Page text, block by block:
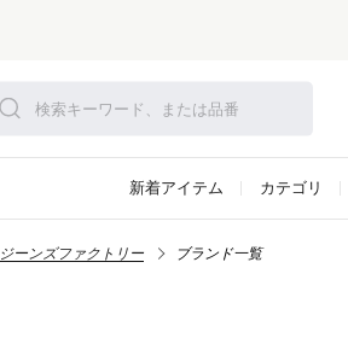
新着アイテム カテゴリ
ジーンズファクトリー ブランド一覧